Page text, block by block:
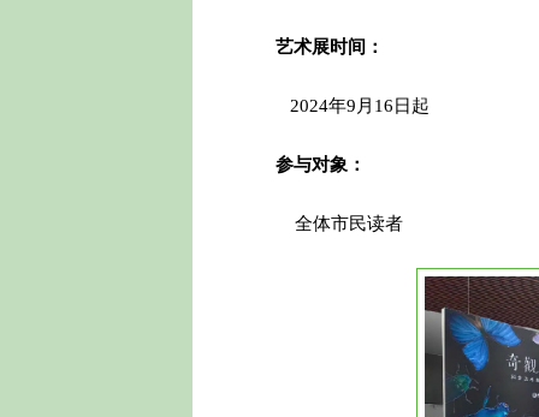
艺术展时间：
2024年9月16日 起
参与对象：
全体市民读者